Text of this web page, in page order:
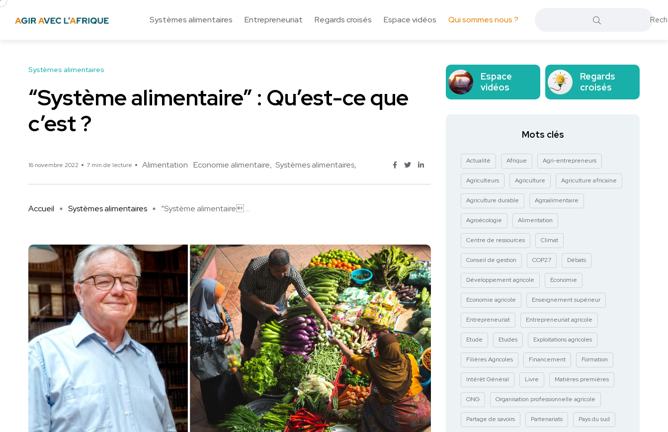
Systèmes alimentaires Entrepreneuriat Regards croisés Espace vidéos Qui sommes nous ?
Systèmes alimentaires
“Système alimentaire” : Qu’est-ce que
c’est ?
16 novembre 2022 7 min de lecture Alimentation Economie alimentaire Systèmes alimentaires
Accueil Systèmes alimentaires “Système alimentaire ...
Espace
vidéos
Regards
croisés
Mots clés
Actualité Afrique Agri-entrepreneurs
Agriculteurs Agriculture Agriculture africaine
Agriculture durable Agroalimentaire
Agroécologie Alimentation
Centre de ressources Climat
Conseil de gestion COP27 Débats
Développement agricole Economie
Economie agricole Enseignement supérieur
Entrepreneuriat Entrepreneuriat agricole
Etude Etudes Exploitations agricoles
Filières Agricoles Financement Formation
Intérêt Général Livre Matières premières
ONG Organisation professionnelle agricole
Partage de savoirs Partenariats Pays du sud